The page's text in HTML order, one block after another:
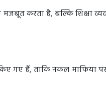
करता है, बल्कि शिक्षा
गए हैं, ताकि नकल माफिया